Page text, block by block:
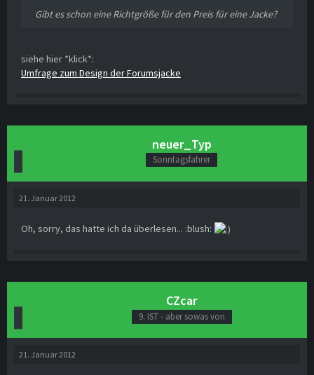
Gibt es schon eine Richtgröße für den Preis für eine Jacke?
siehe hier *klick*:
Umfrage zum Design der Forumsjacke
neuer_Typ
Sonntagsfahrer
21. Januar 2012
Oh, sorry, das hatte ich da überlesen... :blush:
CZcar
9. IST - aber sowas von
21. Januar 2012